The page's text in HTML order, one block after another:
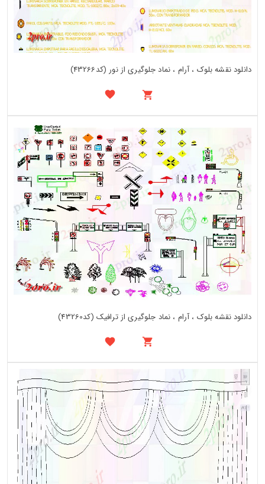
دانلود نقشه بلوک ، آرام ، نماد جلوگیری از نور (کد43266)
دانلود نقشه بلوک ، آرام ، نماد جلوگیری از ترافیک (کد43260)